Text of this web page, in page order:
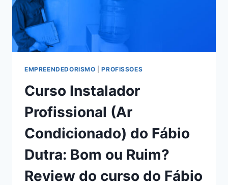
MESMO?
HOTMART
CONFIÁVEL?
EMPREENDEDORISMO |PROFISSOES
Curso Instalador
Profissional (Ar
Condicionado) do Fábio
Dutra: Bom ou Ruim?
Review do curso do Fábio